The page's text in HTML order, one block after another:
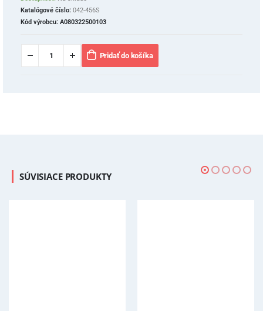
Katalógové číslo: 042-456S
Kód výrobcu: A080322500103
Pridať do košíka
SÚVISIACE PRODUKTY